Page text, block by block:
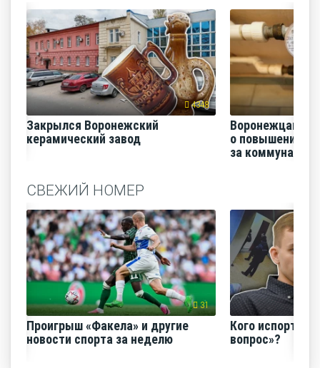
4348
Закрылся Воронежский
керамический завод
Воронежцам
о повышении
за
СВЕЖИЙ НОМЕР
31
Проигрыш «Факела» и другие
новости спорта за неделю
Кого испортил
вопрос»?